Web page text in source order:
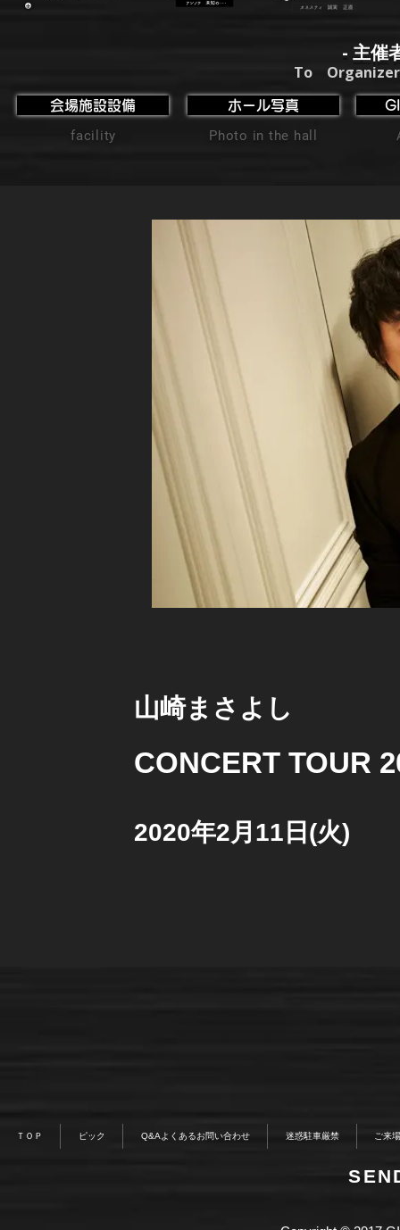
- 主催
To
会場施設設備
facility
ホール写真
Photo in the hall
山崎まさよし
CONCERT TOUR
2020年2月11日(火)
ＴＯＰ ピック Q&Aよくあるお問い合わせ 迷惑駐車厳禁 ご来